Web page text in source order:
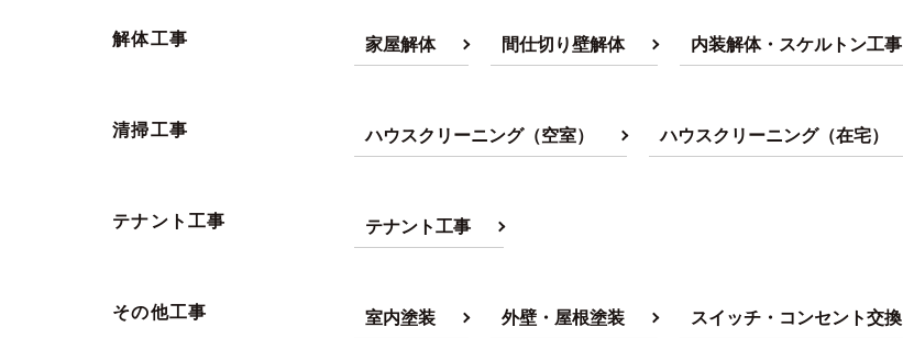
解体工事 家屋解体 間仕切り壁解体 内装解体・スケルトン工事
清掃工事 ハウスクリーニング（空室） ハウスクリーニング（在宅）
テナント工事 テナント工事
その他工事 室内塗装 外壁・屋根塗装 スイッチ・コンセント交換